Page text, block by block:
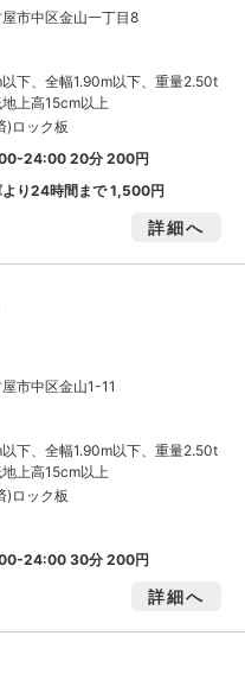
市中区金山一丁目8
下、全幅1.90m以下、重量2.50t
上高15cm以上
)ロック板
24:00 20分 200円
より24時間まで1,500円
詳細へ
市中区金山1-11
下、全幅1.90m以下、重量2.50t
上高15cm以上
)ロック板
24:00 30分200円
詳細へ